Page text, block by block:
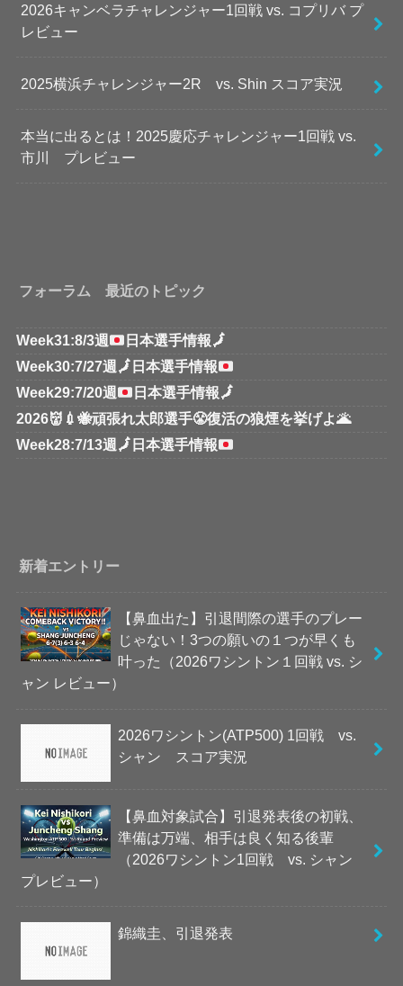
2026キャンベラチャレンジャー1回戦 vs. コプリバ プ
レビュー
2025横浜チャレンジャー2R vs. Shin スコア実況
本当に出るとは！2025慶応チャレンジャー1回戦 vs.
市川 プレビュー
フォーラム 最近のトピック
Week31:8/3週 日本選手情報🗾
Week30:7/27週 🗾 日本選手情報
Week29:7/20週
日本選手情報🗾
2026👹💉🐝頑張れ太郎選手😤復活の狼煙を挙げよ🌋
Week28:7/13週 🗾 日本選手情報
新着エントリー
【鼻血出た】引退間際の選手のプレー
じゃない！3つの願いの１つが早くも
叶った（2026ワシントン１回戦 vs. シ
ャン レビュー）
2026ワシントン(ATP500) 1回戦 vs.
シャン スコア実況
【鼻血対象試合】引退発表後の初戦、
準備は万端、相手は良く知る後輩
（2026ワシントン1回戦 vs. シャン
プレビュー）
錦織圭、引退発表